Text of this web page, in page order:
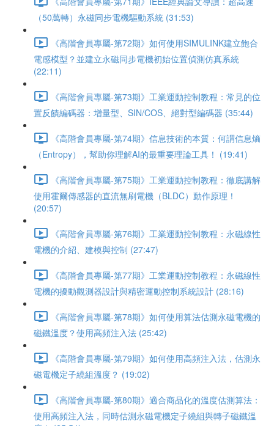
（50萬轉）永磁同步電機驅動系統 (31:53)
《高階會員專屬-第72期》如何使用SIMULINK建立飽合
電感模型？並建立永磁同步電機初始位置偵測仿真系統
(22:11)
《高階會員專屬-第73期》工業運動控制教程：常見的位
置反饋編碼器：增量型、SIN/COS、絕對型編碼器 (35:44)
《高階會員專屬-第74期》信息技術的本質：何謂信息熵
（Entropy），幫助你理解AI的最重要理論工具！ (19:41)
《高階會員專屬-第75期》工業運動控制教程：徹底講解
使用霍爾傳感器的直流無刷電機（BLDC）動作原理！
(20:57)
《高階會員專屬-第76期》工業運動控制教程：永磁線性
電機的介紹、建模與控制 (27:47)
《高階會員專屬-第77期》工業運動控制教程：永磁線性
電機的擾動觀測器設計與精密運動控制系統設計 (28:16)
《高階會員專屬-第78期》如何使用算法估測永磁電機的
磁鐵溫度？使用高頻注入法 (25:42)
《高階會員專屬-第79期》如何使用高頻注入法，估測永
磁電機定子繞組溫度？ (19:02)
《高階會員專屬-第80期》適合商品化的溫度估測算法：
使用高頻注入法，同時估測永磁電機定子繞組與轉子磁鐵溫